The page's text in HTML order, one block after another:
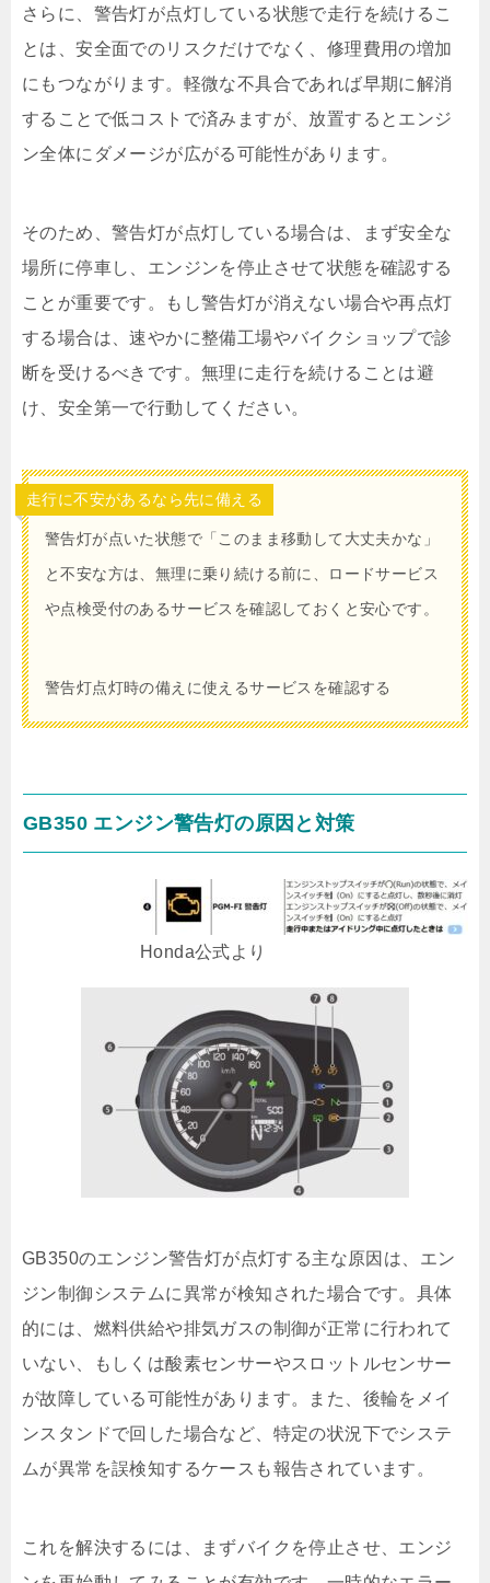
さらに、警告灯が点灯している状態で走行を続けるこ
とは、安全面でのリスクだけでなく、修理費用の増加
にもつながります。軽微な不具合であれば早期に解消
することで低コストで済みますが、放置するとエンジ
ン全体にダメージが広がる可能性があります。
そのため、警告灯が点灯している場合は、まず安全な
場所に停車し、エンジンを停止させて状態を確認する
ことが重要です。もし警告灯が消えない場合や再点灯
する場合は、速やかに整備工場やバイクショップで診
断を受けるべきです。無理に走行を続けることは避
け、安全第一で行動してください。
走行に不安があるなら先に備える
警告灯が点いた状態で「このまま移動して大丈夫かな」
と不安な方は、無理に乗り続ける前に、ロードサービス
や点検受付のあるサービスを確認しておくと安心です。
警告灯点灯時の備えに使えるサービスを確認する
GB350 エンジン警告灯の原因と対策
Honda公式より
GB350のエンジン警告灯が点灯する主な原因は、エン
ジン制御システムに異常が検知された場合です。具体
的には、燃料供給や排気ガスの制御が正常に行われて
いない、もしくは酸素センサーやスロットルセンサー
が故障している可能性があります。また、後輪をメイ
ンスタンドで回した場合など、特定の状況下でシステ
ムが異常を誤検知するケースも報告されています。
これを解決するには、まずバイクを停止させ、エンジ